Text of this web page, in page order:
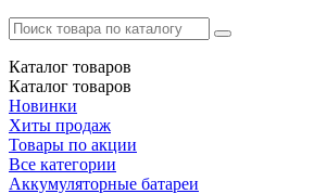
Каталог товаров
Каталог товаров
Новинки
Хиты продаж
Товары по акции
Все категории
Аккумуляторные батареи